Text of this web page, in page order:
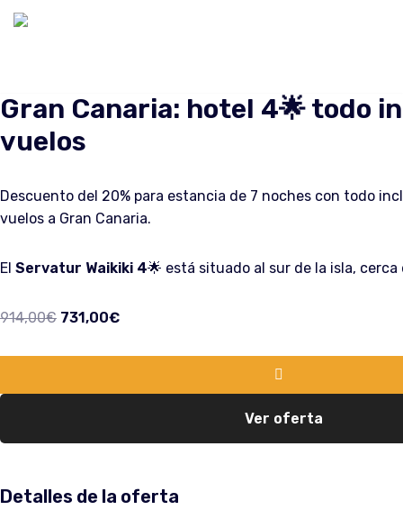
Gran Canaria: hotel 4🌟 todo
vuelos
Descuento del 20% para estancia de 7 noches con todo
vuelos a Gran Canaria.
El Servatur Waikiki 4🌟 está situado al sur de la isla, cerca
914,00€ 731,00€
Ver oferta
Detalles de la oferta